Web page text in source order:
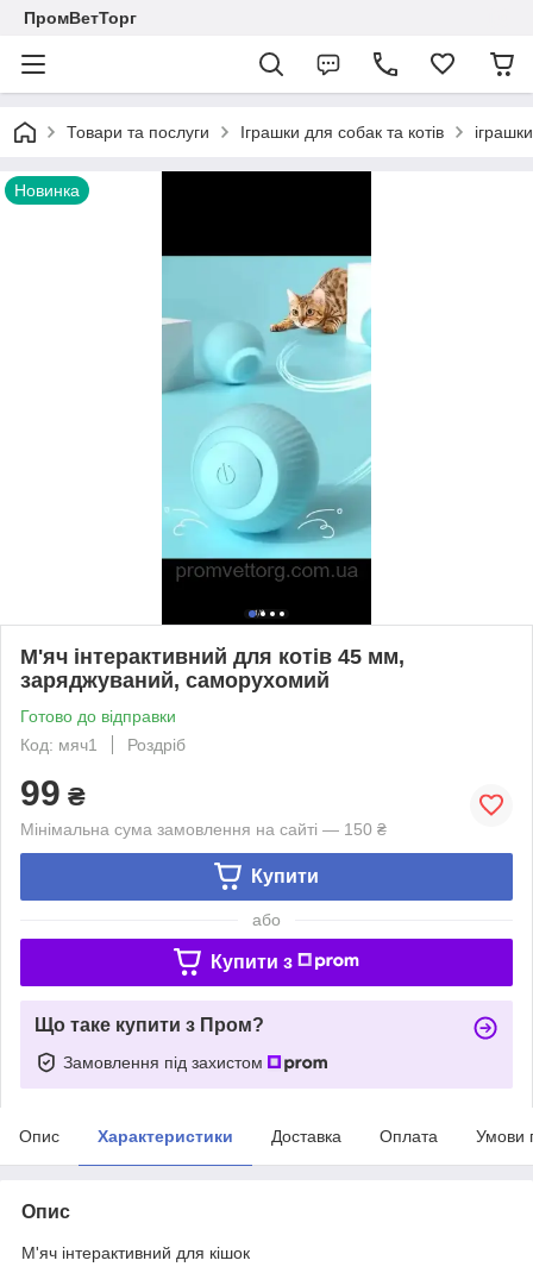
ПромВетТорг
Товари та послуги Іграшки для собак та котів
Новинка
М'яч інтерактивний для котів 45 мм,
заряджуваний, саморухомий
Готово до відправки
Код: мяч1
Роздріб
99 ₴
Мінімальна сума замовлення на сайті — 150 ₴
Купити
або
Купити з
Що таке купити з Пром?
Замовлення під захистом
Опис Характеристики Доставка Оплата Умови
Опис
М'яч інтерактивний для кішок